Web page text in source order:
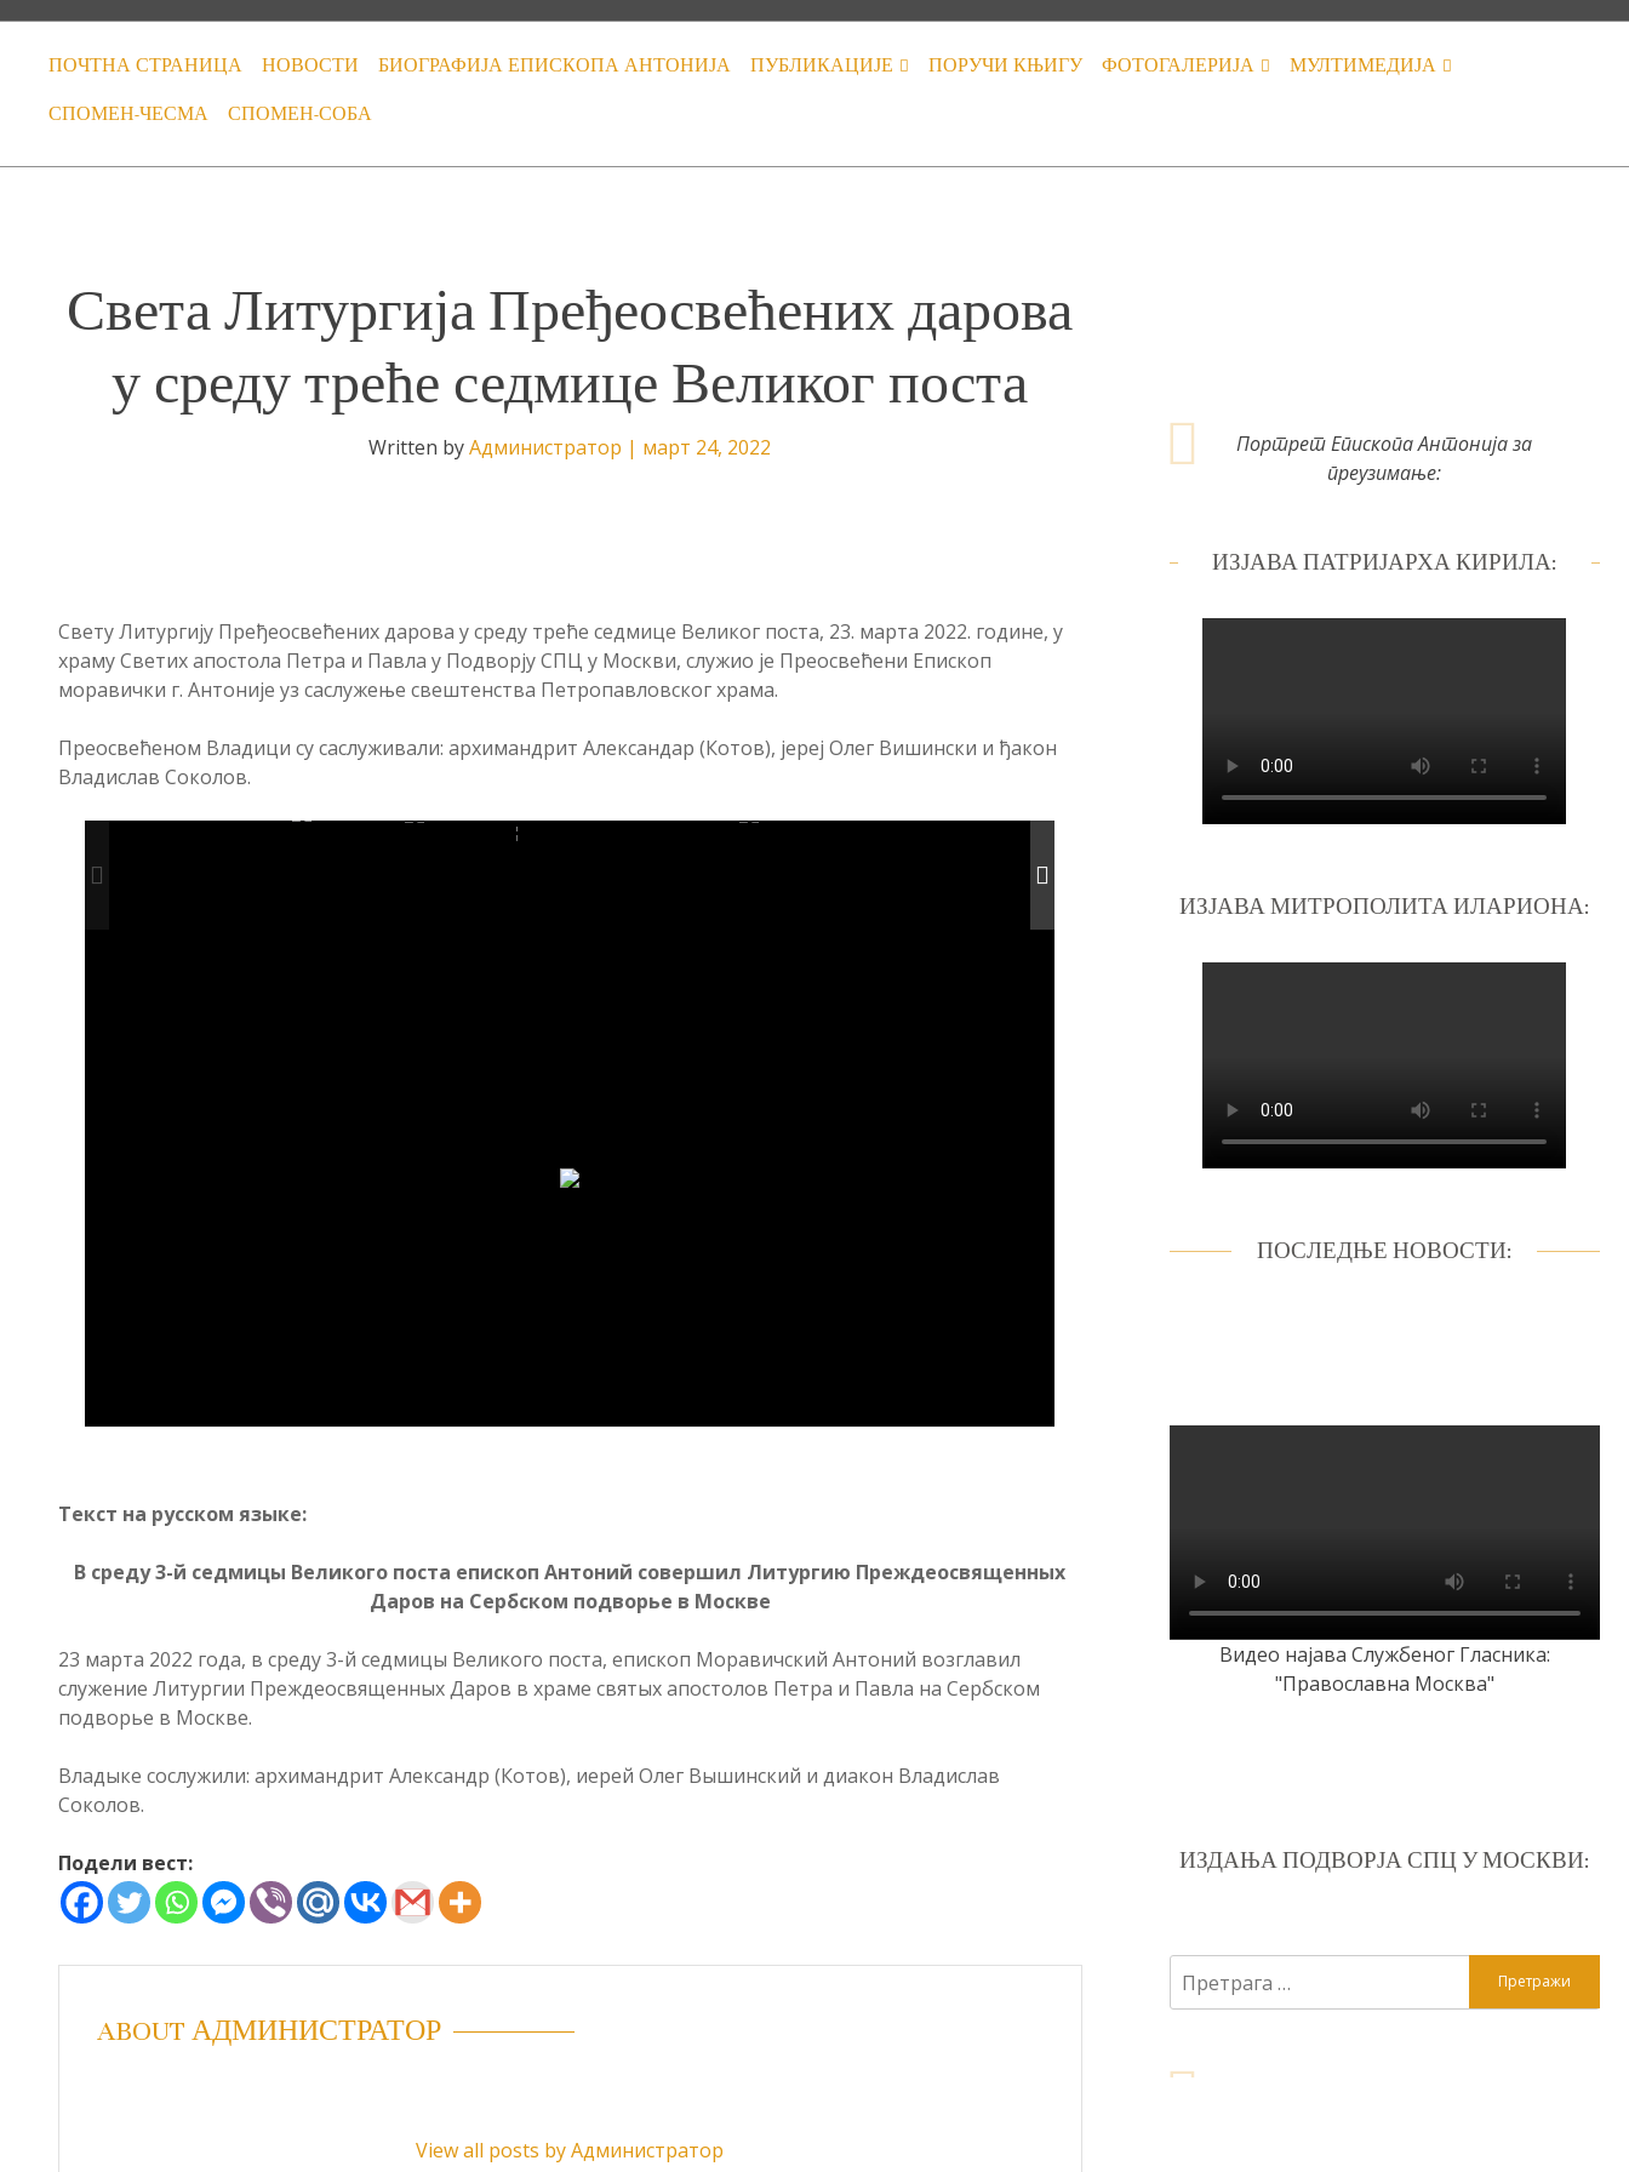
ПОЧТНА СТРАНИЦА НОВОСТИ БИОГРАФИЈА ЕПИСКОПА АНТОНИЈА ПУБЛИКАЦИЈЕ ПОРУЧИ КЊИГУ ФОТОГАЛЕРИЈА МУЛТИМЕДИЈА
СПОМЕН-ЧЕСМА СПОМЕН-СОБА
Света Литургија Пређеосвећених дарова
у среду треће седмице Великог поста
Written byАдминистратор | март 24, 2022
Свету Литургију Пређеосвећених дарова у среду треће седмице Великог поста, 23. марта 2022. године, у
храму Светих апостола Петра и Павла у Подворју СПЦ у Москви, служио је Преосвећени Епископ
моравички г. Антоније уз саслужење свештенства Петропавловског храма.
Преосвећеном Владици су саслуживали: архимандрит Александар (Котов), јереј Олег Вишински и ђакон
Владислав Соколов.
Текст на русском языке:
В среду 3-й седмицы Великого поста епископ Антоний совершил Литургию Преждеосвященных
Даров на Сербском подворье в Москве
23 марта 2022 года, в среду 3-й седмицы Великого поста, епископ Моравичский Антоний возглавил
служение Литургии Преждеосвященных Даров в храме святых апостолов Петра и Павла на Сербском
подворье в Москве.
Владыке сослужили: архимандрит Александр (Котов), иерей Олег Вышинский и диакон Владислав
Соколов.
Подели вест:
ABOUT АДМИНИСТРАТОР
View all posts by Администратор
Портрет Епископа Антонија за
преузимање:
ИЗЈАВА ПАТРИЈАРХА КИРИЛА:
ИЗЈАВА МИТРОПОЛИТА ИЛАРИОНА:
ПОСЛЕДЊЕ НОВОСТИ:
Видео најава Службеног Гласника:
"Православна Москва"
ИЗДАЊА ПОДВОРЈА СПЦ У МОСКВИ:
за: